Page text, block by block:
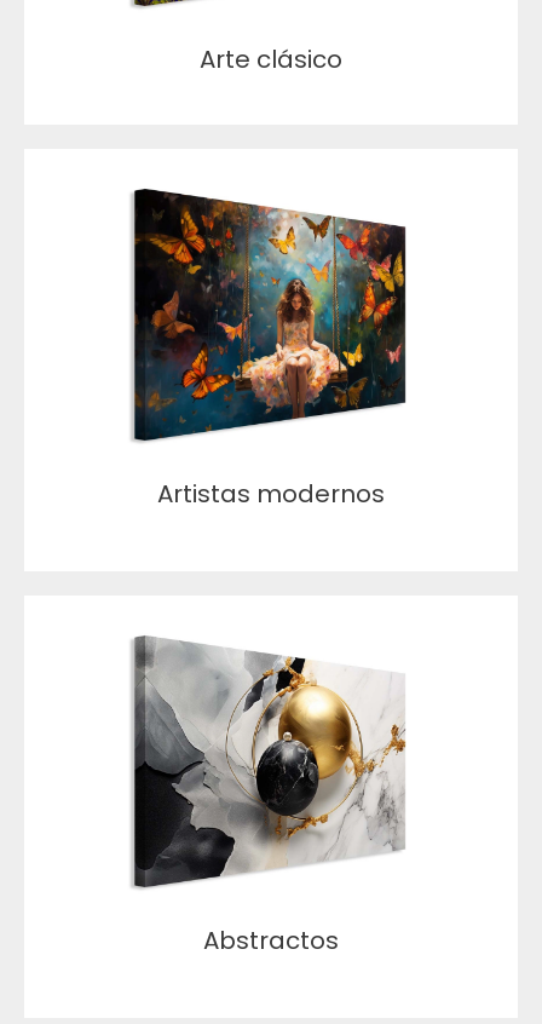
Arte clásico
Artistas modernos
Abstractos